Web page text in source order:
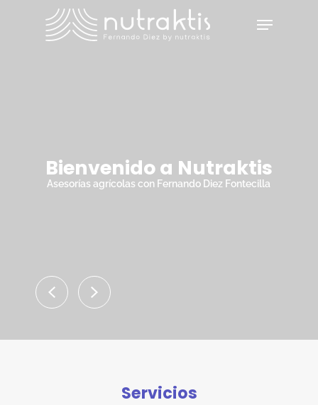
Menu
Bienvenido a Nutraktis
Asesorías agrícolas con Fernando Diez Fontecilla
Servicios